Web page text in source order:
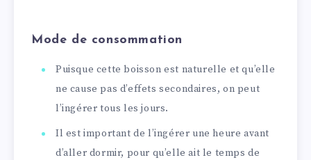
Mode de consommation
Puisque cette boisson est naturelle et qu’elle
ne cause pas d’effets secondaires, on peut
l’ingérer tous les jours.
Il est important de l’ingérer une heure avant
d’aller dormir, pour qu’elle ait le temps de